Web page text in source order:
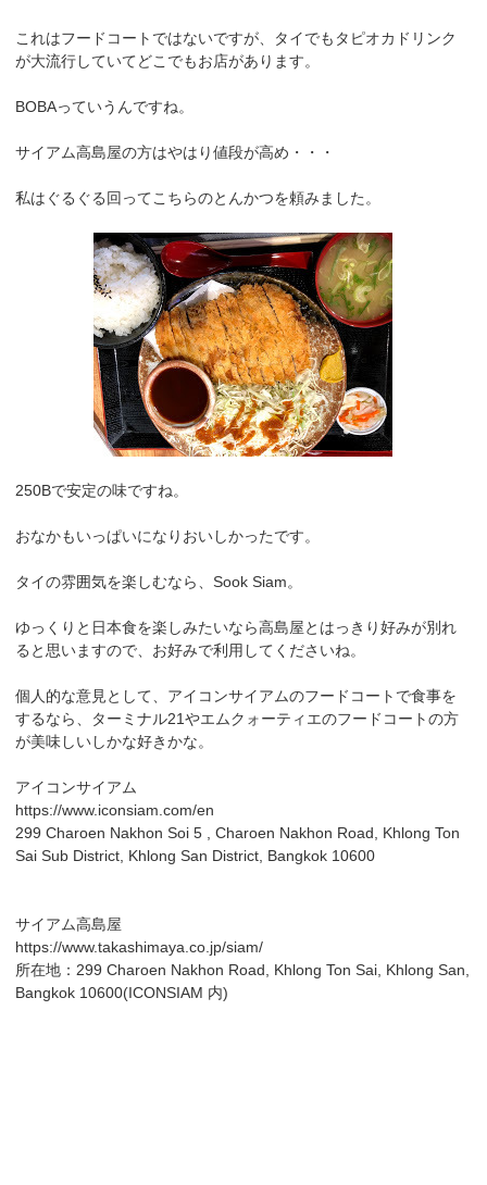
これはフードコートではないですが、タイでもタピオカドリンク
が大流行していてどこでもお店があります。
BOBAっていうんですね。
サイアム高島屋の方はやはり値段が高め・・・
私はぐるぐる回ってこちらのとんかつを頼みました。
250Bで安定の味ですね。
おなかもいっぱいになりおいしかったです。
タイの雰囲気を楽しむなら、Sook Siam。
ゆっくりと日本食を楽しみたいなら高島屋とはっきり好みが別れ
ると思いますので、お好みで利用してくださいね。
個人的な意見として、アイコンサイアムのフードコートで食事を
するなら、ターミナル21やエムクォーティエのフードコートの方
が美味しいしかな好きかな。
アイコンサイアム
https://www.iconsiam.com/en
299 Charoen Nakhon Soi 5 , Charoen Nakhon Road, Khlong Ton
Sai Sub District, Khlong San District, Bangkok 10600
サイアム高島屋
https://www.takashimaya.co.jp/siam/
所在地：299 Charoen Nakhon Road, Khlong Ton Sai, Khlong San,
Bangkok 10600(ICONSIAM 内)